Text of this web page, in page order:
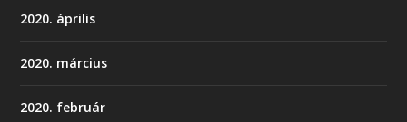
2020. április
2020. március
2020. február